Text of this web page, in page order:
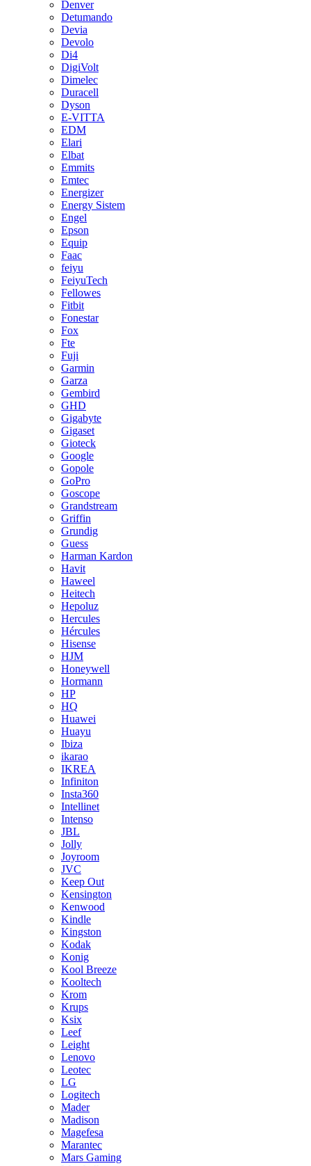
Denver
Detumando
Devia
Devolo
Di4
DigiVolt
Dimelec
Duracell
Dyson
E-VITTA
EDM
Elari
Elbat
Emmits
Emtec
Energizer
Energy Sistem
Engel
Epson
Equip
Faac
feiyu
FeiyuTech
Fellowes
Fitbit
Fonestar
Fox
Fte
Fuji
Garmin
Garza
Gembird
GHD
Gigabyte
Gigaset
Gioteck
Google
Gopole
GoPro
Goscope
Grandstream
Griffin
Grundig
Guess
Harman Kardon
Havit
Haweel
Heitech
Hepoluz
Hercules
Hércules
Hisense
HJM
Honeywell
Hormann
HP
HQ
Huawei
Huayu
Ibiza
ikarao
IKREA
Infiniton
Insta360
Intellinet
Intenso
JBL
Jolly
Joyroom
JVC
Keep Out
Kensington
Kenwood
Kindle
Kingston
Kodak
Konig
Kool Breeze
Kooltech
Krom
Krups
Ksix
Leef
Leight
Lenovo
Leotec
LG
Logitech
Mader
Madison
Magefesa
Marantec
Mars Gaming